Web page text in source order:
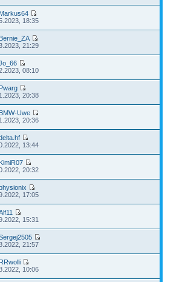
Markus64
18:35
Bernie_ZA
21:29
08:10
Pwarg
20:38
BMW-Uwe
20:36
13:44
KimiR07
20:32
17:05
15:31
21:57
RRwolli
10:06